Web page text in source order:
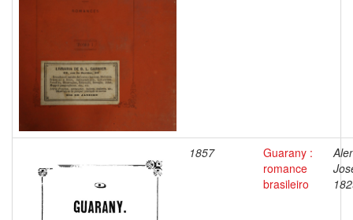
1857
Guarany :
romance
brasileiro